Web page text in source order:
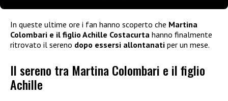
In queste ultime ore i fan hanno scoperto che Martina
Colombari e il figlio Achille Costacurta hanno finalmente
ritrovato il sereno dopo essersi allontanati per un mese.
Il sereno tra Martina Colombari e il figlio
Achille